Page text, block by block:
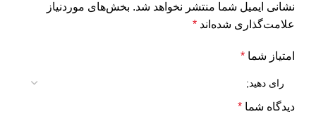
نشانی ایمیل شما منتشر نخواهد شد. بخش‌های موردنیاز
علامت‌گذاری شده‌اند *
امتیاز شما *
دیدگاه شما *